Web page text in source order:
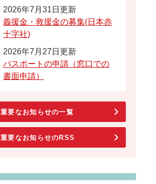
2026年7月31日更新
義援金・救援金の募集(日本赤
十字社)
2026年7月27日更新
パスポートの申請（窓口での
書面申請）
重要なお知らせの一覧
重要なお知らせのRSS